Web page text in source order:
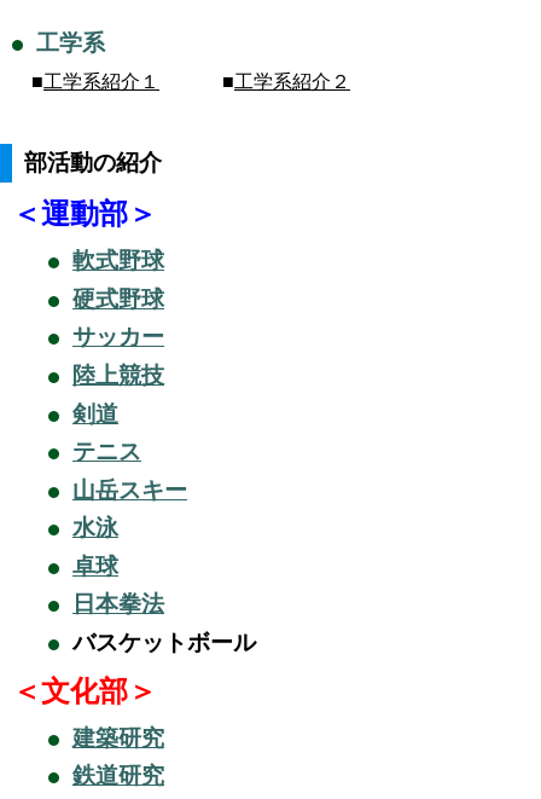
工学系
■工学系紹介１ ■工学系紹介２
部活動の紹介
＜運動部＞
軟式野球
硬式野球
サッカー
陸上競技
剣道
テニス
山岳スキー
水泳
卓球
日本拳法
バスケットボール
＜文化部＞
建築研究
鉄道研究